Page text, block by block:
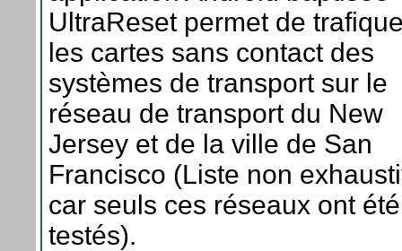
UltraReset permet de
les cartes sans contact des
systèmes de transport sur le
réseau de transport du New
Jersey et de la ville de San
Francisco (Liste non
car seuls ces réseaux ont été
testés).